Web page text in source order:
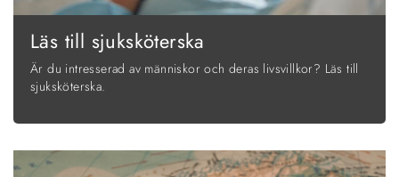
Läs till sjuksköterska
Är du intresserad av människor och deras livsvillkor? Läs till
sjuksköterska.